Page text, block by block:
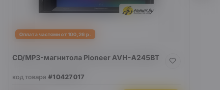
Оплата частями от 100,26 р.
CD/MP3-магнитола Pioneer AVH-A245BT
код товара #10427017